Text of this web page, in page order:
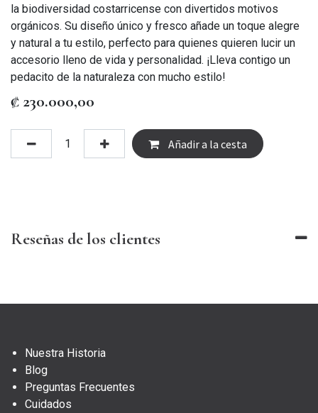
la biodiversidad costarricense con divertidos motivos
orgánicos. Su diseño único y fresco añade un toque alegre
y natural a tu estilo, perfecto para quienes quieren lucir un
accesorio lleno de vida y personalidad. ¡Lleva contigo un
pedacito de la naturaleza con mucho estilo!
₡ 230.000,00
Añadir a la cesta
Reseñas de los clientes
Nuestra Historia
Blog
Preguntas Frecuentes
Cuidados